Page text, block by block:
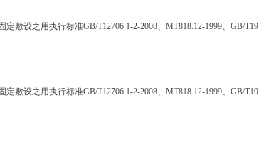
敷设之用执行标准GB/T12706.1-2-2008、MT818.12-1999、GB/T19
敷设之用执行标准GB/T12706.1-2-2008、MT818.12-1999、GB/T19